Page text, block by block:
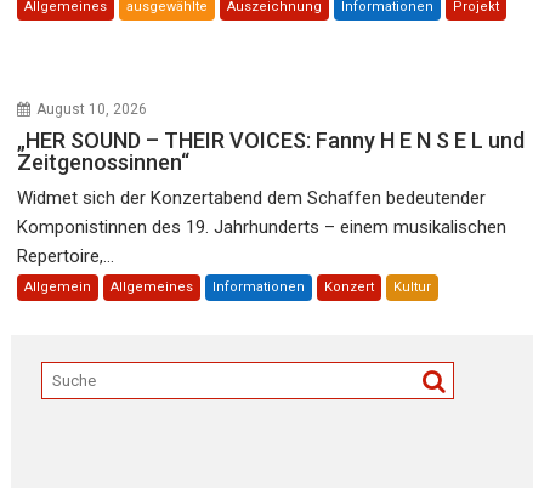
Allgemeines ausgewählte Auszeichnung Informationen Projekt
August 10, 2026
„HER SOUND – THEIR VOICES: Fanny H E N S E L und
Zeitgenossinnen“
Widmet sich der Konzertabend dem Schaffen bedeutender
Komponistinnen des 19. Jahrhunderts – einem musikalischen
Repertoire,...
Allgemein Allgemeines Informationen Konzert Kultur